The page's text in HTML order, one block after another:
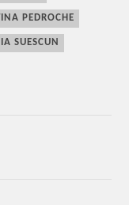
PEDROCHE
SUESCUN